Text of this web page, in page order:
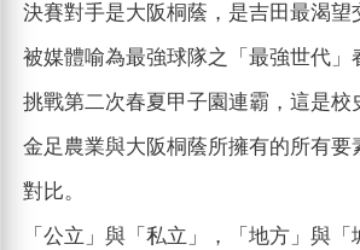
決賽對手是大阪桐蔭，是吉田最渴望
被媒體喻為最強球隊之「最強世代」
挑戰第二次春夏甲子園連霸，這是校
金足農業與大阪桐蔭所擁有的所有要
對比。
「公立」與「私立」，「地方」與「